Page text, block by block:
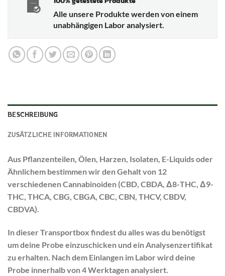
Alle unsere Produkte werden von einem
unabhängigen Labor analysiert.
BESCHREIBUNG
ZUSÄTZLICHE INFORMATIONEN
Aus Pflanzenteilen, Ölen, Harzen, Isolaten, E-Liquids oder
Ähnlichem bestimmen wir den Gehalt von 12
verschiedenen Cannabinoiden (CBD, CBDA, Δ8-THC, Δ9-
THC, THCA, CBG, CBGA, CBC, CBN, THCV, CBDV,
CBDVA).
In dieser Transportbox findest du alles was du benötigst
um deine Probe einzuschicken und ein Analysenzertifikat
zu erhalten. Nach dem Einlangen im Labor wird deine
Probe innerhalb von 4 Werktagen analysiert.